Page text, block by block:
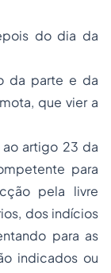
do dia da
da parte e da
que vier a
artigo 23 da
para
pela livre
dos indícios
para as
indicados ou